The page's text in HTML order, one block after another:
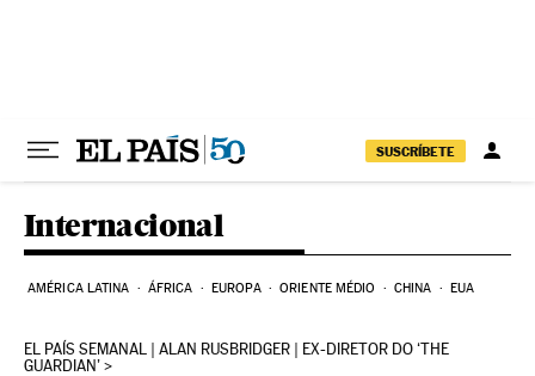
SUSCRÍBETE
Internacional
AMÉRICA LATINA ÁFRICA EUROPA ORIENTE MÉDIO CHINA EUA
EL PAÍS SEMANAL | ALAN RUSBRIDGER | EX-DIRETOR DO ‘THE
GUARDIAN’